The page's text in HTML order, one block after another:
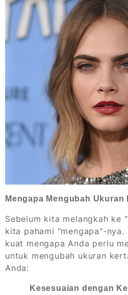
Mengapa Mengubah
Sebelum kita melangkah ke
kita pahami "mengapa"-nya.
kuat mengapa Anda perlu
untuk mengubah ukuran
Anda:
Kesesuaian dengan